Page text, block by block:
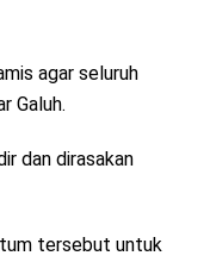
agar seluruh
Galuh.
dan dirasakan
tersebut untuk